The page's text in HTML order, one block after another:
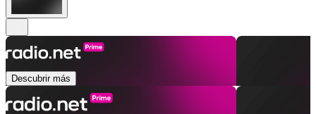
Descubrir más